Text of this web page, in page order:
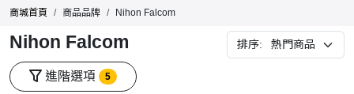
商城首頁 商品品牌 Nihon Falcom
Nihon Falcom 排序:
進階選項 5